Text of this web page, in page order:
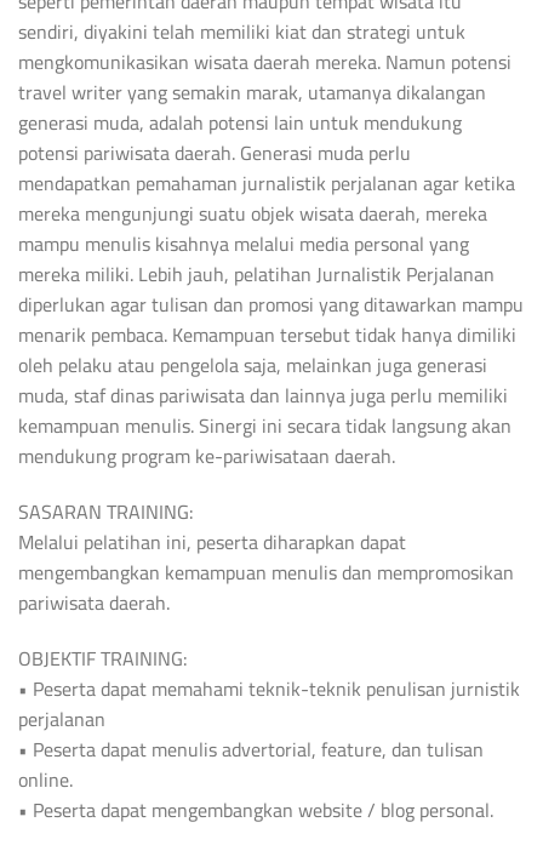
sendiri, diyakini telah memiliki kiat dan strategi untuk
mengkomunikasikan wisata daerah mereka. Namun potensi
travel writer yang semakin marak, utamanya dikalangan
generasi muda, adalah potensi lain untuk mendukung
potensi pariwisata daerah. Generasi muda perlu
mendapatkan pemahaman jurnalistik perjalanan agar ketika
mereka mengunjungi suatu objek wisata daerah, mereka
mampu menulis kisahnya melalui media personal yang
mereka miliki. Lebih jauh, pelatihan Jurnalistik Perjalanan
diperlukan agar tulisan dan promosi yang ditawarkan mampu
menarik pembaca. Kemampuan tersebut tidak hanya dimiliki
oleh pelaku atau pengelola saja, melainkan juga generasi
muda, staf dinas pariwisata dan lainnya juga perlu memiliki
kemampuan menulis. Sinergi ini secara tidak langsung akan
mendukung program ke-pariwisataan daerah.
SASARAN TRAINING:
Melalui pelatihan ini, peserta diharapkan dapat
mengembangkan kemampuan menulis dan mempromosikan
pariwisata daerah.
OBJEKTIF TRAINING:
• Peserta dapat memahami teknik-teknik penulisan jurnistik
perjalanan
• Peserta dapat menulis advertorial, feature, dan tulisan
online.
• Peserta dapat mengembangkan website / blog personal.